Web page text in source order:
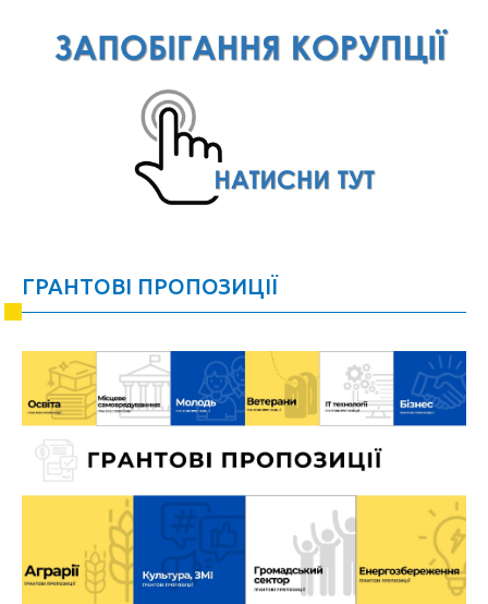
ГРАНТОВІ ПРОПОЗИЦІЇ